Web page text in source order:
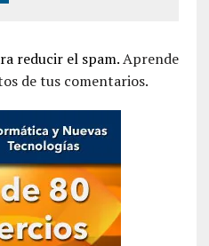
reducir el spam.Aprende
de tus comentarios.